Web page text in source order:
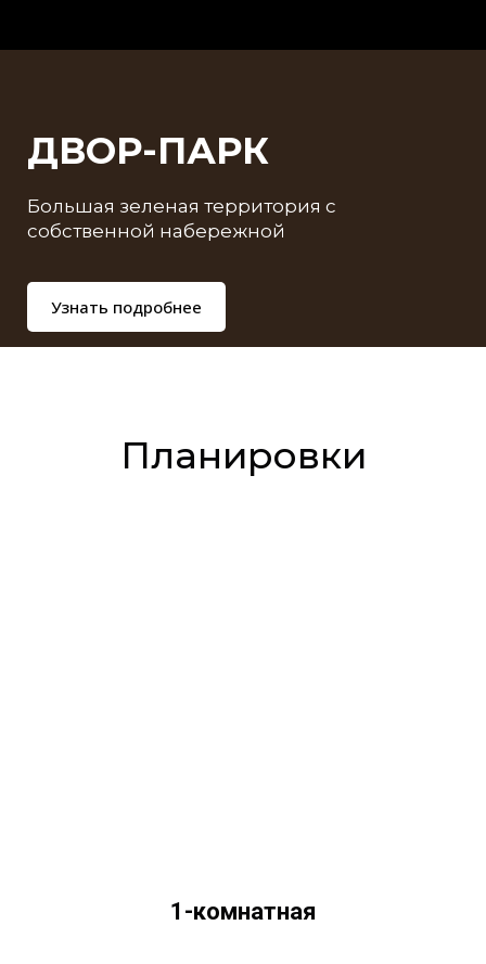
ДВОР-ПАРК
Большая зеленая территория с
собственной набережной
Узнать подробнее
Планировки
1-комнатная